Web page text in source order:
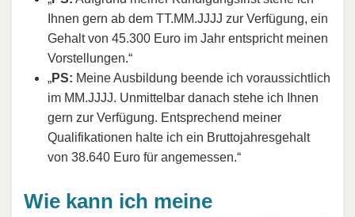
Ihnen gern ab dem TT.MM.JJJJ zur Verfügung, ein
Gehalt von 45.300 Euro im Jahr entspricht meinen
Vorstellungen.“
„PS: Meine Ausbildung beende ich voraussichtlich
im MM.JJJJ. Unmittelbar danach stehe ich Ihnen
gern zur Verfügung. Entsprechend meiner
Qualifikationen halte ich ein Bruttojahresgehalt
von 38.640 Euro für angemessen.“
Wie kann ich meine